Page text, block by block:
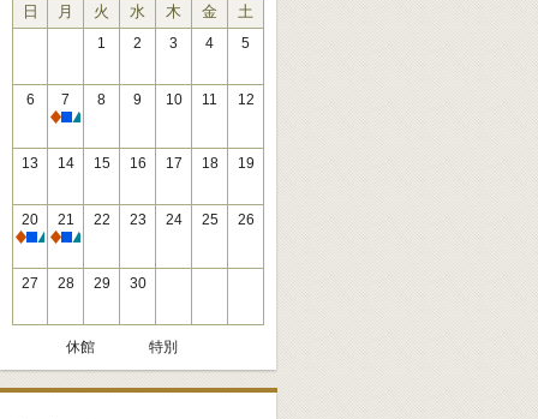
日 月 火 水 木 金 土
1 2 3 4 5
6
7
休館
8 9 10 11 12
13 14 15 16 17 18 19
20
休館
21
休館
22 23 24 25 26
27 28 29 30
休館 特別